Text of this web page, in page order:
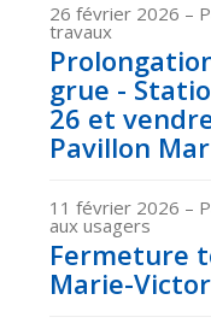
26 février 2026 –
travaux
grue -
26 et
Pavillon
11 février 2026 –
aux usagers
Fermeture
Marie-